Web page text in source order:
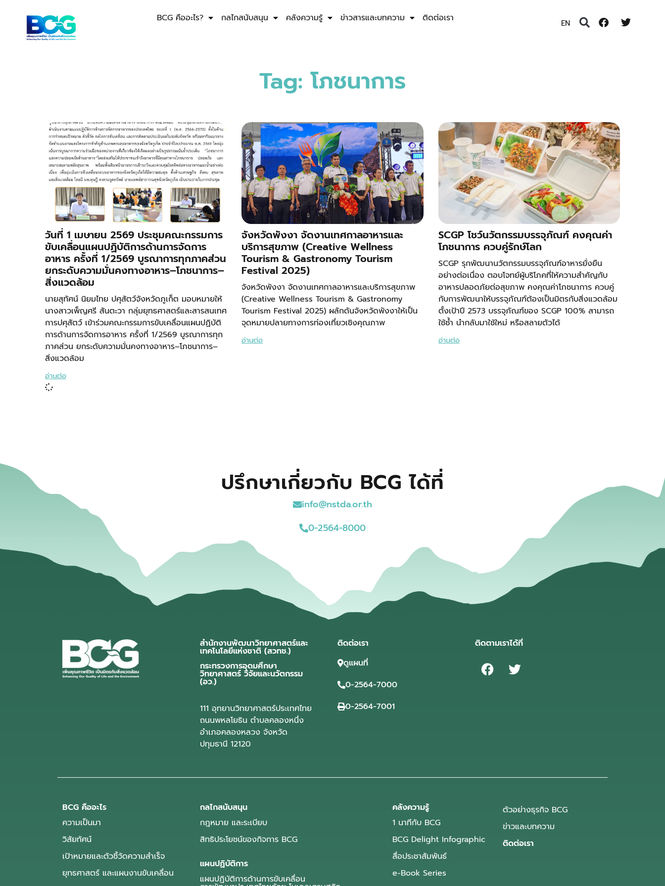
BCG คืออะไร? กลไกสนับสนุน คลังความรู้ ข่าวสารและบทความ ติดต่อเรา EN
Tag: โภชนาการ
วันที่ 1 เมษายน 2569 ประชุมคณะกรรมการ
ขับเคลื่อนแผนปฏิบัติการด้านการจัดการ
อาหาร ครั้งที่ 1/2569 บูรณาการทุกภาคส่วน
ยกระดับความมั่นคงทางอาหาร–โภชนาการ–
สิ่งแวดล้อม
นายสุทัศน์ นิยมไทย ปศุสัตว์จังหวัดภูเก็ต มอบหมายให้
นางสาวเพ็ญศรี สันตะวา กลุ่มยุทธศาสตร์และสารสนเทศ
การปศุสัตว์ เข้าร่วมคณะกรรมการขับเคลื่อนแผนปฏิบัติ
การด้านการจัดการอาหาร ครั้งที่ 1/2569 บูรณาการทุก
ภาคส่วน ยกระดับความมั่นคงทางอาหาร–โภชนาการ–
สิ่งแวดล้อม
อ่านต่อ
จังหวัดพังงา จัดงานเทศกาลอาหารและ
บริการสุขภาพ (Creative Wellness
Tourism & Gastronomy Tourism
Festival 2025)
จังหวัดพังงา จัดงานเทศกาลอาหารและบริการสุขภาพ
(Creative Wellness Tourism & Gastronomy
Tourism Festival 2025) ผลักดันจังหวัดพังงาให้เป็น
จุดหมายปลายทางการท่องเที่ยวเชิงคุณภาพ
อ่านต่อ
SCGP โชว์นวัตกรรมบรรจุภัณฑ์ คงคุณค่า
โภชนาการ ควบคู่รักษ์โลก
SCGP รุกพัฒนานวัตกรรมบรรจุภัณฑ์อาหารยั่งยืน
อย่างต่อเนื่อง ตอบโจทย์ผู้บริโภคที่ให้ความสำคัญกับ
อาหารปลอดภัยต่อสุขภาพ คงคุณค่าโภชนาการ ควบคู่
กับการพัฒนาให้บรรจุภัณฑ์ต้องเป็นมิตรกับสิ่งแวดล้อม
ตั้งเป้าปี 2573 บรรจุภัณฑ์ของ SCGP 100% สามารถ
ใช้ซ้ำ นำกลับมาใช้ใหม่ หรือสลายตัวได้
อ่านต่อ
ปรึกษาเกี่ยวกับ BCG ได้ที่
info@nstda.or.th
0-2564-8000
สำนักงานพัฒนาวิทยาศาสตร์และ
เทคโนโลยีแห่งชาติ (สวทช.)
กระทรวงการอุดมศึกษา
วิทยาศาสตร์ วิจัยและนวัตกรรม
(อว.)
111 อุทยานวิทยาศาสตร์ประเทศไทย
ถนนพหลโยธิน ตำบลคลองหนึ่ง
อำเภอคลองหลวง จังหวัด
ปทุมธานี 12120
ติดต่อเรา
ดูแผนที่
0-2564-7000
0-2564-7001
ติดตามเราได้ที่
BCG คืออะไร
ความเป็นมา
วิสัยทัศน์
เป้าหมายและตัวชี้วัดความสำเร็จ
ยุทธศาสตร์ และแผนงานขับเคลื่อน
กลไกสนับสนุน
กฎหมาย และระเบียบ
สิทธิประโยชน์ของกิจการ BCG
แผนปฏิบัติการ
แผนปฏิบัติการด้านการขับเคลื่อน
คลังความรู้
1 นาทีกับ BCG
BCG Delight Infographic
สื่อประชาสัมพันธ์
e-Book Series
ตัวอย่างธุรกิจ BCG
ข่าวและบทความ
ติดต่อเรา